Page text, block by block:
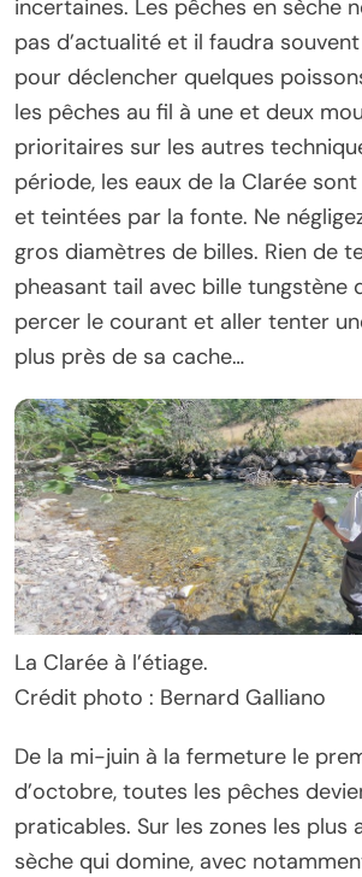
incertaines. Les pêches en sèche
pas d’actualité et il faudra
pour déclencher quelques
les pêches au fil à une et deux
prioritaires sur les autres
période, les eaux de la Clarée
et teintées par la fonte. Ne
gros diamètres de billes. Rien de
pheasant tail avec bille tungstène
percer le courant et aller tenter
plus près de sa cache…
La Clarée à l’étiage.
Crédit photo : Bernard Galliano
De la mi-juin à la fermeture le
d’octobre, toutes les pêches
praticables. Sur les zones les plus
sèche qui domine, avec